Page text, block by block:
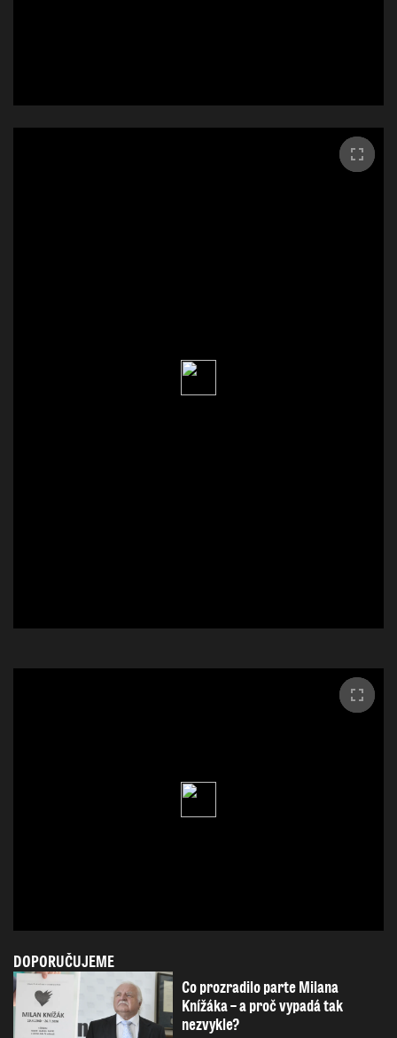
DOPORUČUJEME
Co prozradilo parte Milana
Knížáka – a proč vypadá tak
nezvykle?